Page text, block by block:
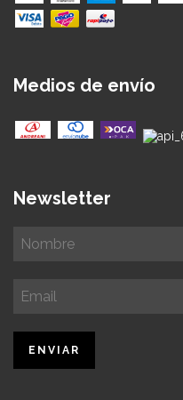
Medios de envío
Newsletter